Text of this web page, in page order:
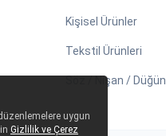
Kişisel Ürünler
Tekstil Ürünleri
Söz / Nişan / Düğün
uygun
Gizlilik ve Çerez